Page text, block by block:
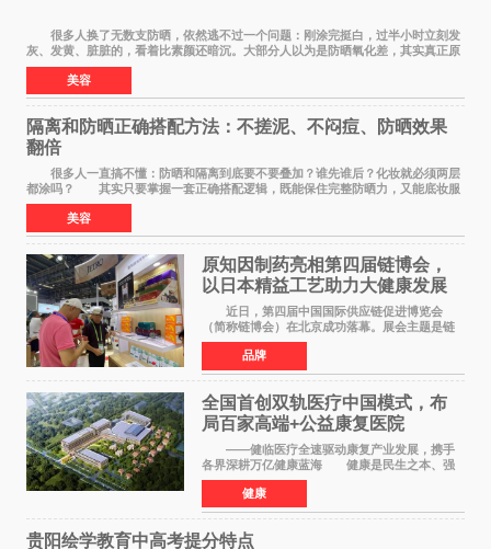
很多人换了无数支防晒，依然逃不过一个问题：刚涂完挺白，过半小时立刻发
灰、发黄、脏脏的，看着比素颜还暗沉。大部分人以为是防晒氧化差，其实真正原
因，90%的人都搞错了。 首先纠正一个误
美容
隔离和防晒正确搭配方法：不搓泥、不闷痘、防晒效果
翻倍
很多人一直搞不懂：防晒和隔离到底要不要叠加？谁先谁后？化妆就必须两层
都涂吗？ 其实只要掌握一套正确搭配逻辑，既能保住完整防晒力，又能底妆服
帖不搓泥、不闷痘，新手也能一次学会。
美容
原知因制药亮相第四届链博会，
以日本精益工艺助力大健康发展
近日，第四届中国国际供应链促进博览会
（简称链博会）在北京成功落幕。展会主题是链
接世界，共创未来，现场设置的6链1展区覆盖了
全产业生态。本届链博会聚焦加快培育发展新质
生产力，实物化地
品牌
全国首创双轨医疗中国模式，布
局百家高端+公益康复医院
——健临医疗全速驱动康复产业发展，携手
各界深耕万亿健康蓝海 健康是民生之本、强
国之基。人民的幸福生活，一个最重要的指标就
是健康。伴随《健康中国2030规划纲要》深入实
施、十五五康复
健康
贵阳绘学教育中高考提分特点